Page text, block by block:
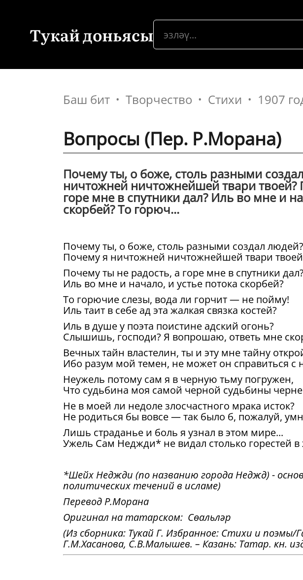
Тукай доньясы
Баш бит Творчество Стихи 1907
Вопросы (Пер. Р.Морана)
Почему ты, о боже, столь разными
ничтожней ничтожнейшей твари твоей?
горе мне в спутники дал? Иль во мне и
скорбей? То горюч...
Почему ты, о боже, столь разными создал людей?
Почему я ничтожней ничтожнейшей твари
Почему ты не радость, а горе мне в спутники дал?
Иль во мне и начало, и устье потока скорбей?
То горючие слезы, вода ли горчит — не пойму!
Иль таит в себе ад эта жалкая связка костей?
Иль в душе у поэта поистине адский огонь?
Слышишь, господи? Я вопрошаю, ответь мне
Вечных тайн властелин, ты и эту мне тайну
Ибо разум мой темен, не может он справиться с
Неужель потому сам я в черную тьму погружен,
Что судьбина моя самой черной судьбины
Не в моей ли недоле злосчастного мрака исток?
Не родиться бы вовсе — так было б, пожалуй,
Лишь страданье и боль я узнал в этом мире...
Ужель Сам Неджди* не видал столько горестей
*Шейх Неджди (по названию города Неджд) -
политических течений в исламе)
Перевод Р.Морана
Оригинал на татарском: Сөальләр
(Из сборника: Тукай Г. Избранное: Стихи и поэмы/
Г.М.Хасанова, С.В.Малышев. – Казань: Татар. кн.